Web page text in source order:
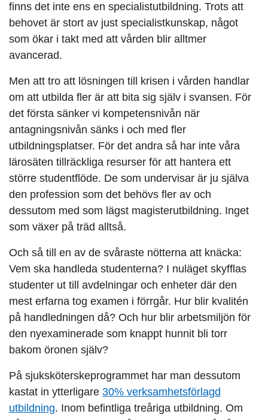
finns det inte ens en specialistutbildning. Trots att
behovet är stort av just specialistkunskap, något
som ökar i takt med att vården blir alltmer
avancerad.
Men att tro att lösningen till krisen i vården handlar
om att utbilda fler är att bita sig själv i svansen. För
det första sänker vi kompetensnivån när
antagningsnivån sänks i och med fler
utbildningsplatser. För det andra så har inte våra
lärosäten tillräckliga resurser för att hantera ett
större studentflöde. De som undervisar är ju själva
den profession som det behövs fler av och
dessutom med som lägst magisterutbildning. Inget
som växer på träd alltså.
Och så till en av de svåraste nötterna att knäcka:
Vem ska handleda studenterna? I nuläget skyfflas
studenter ut till avdelningar och enheter där den
mest erfarna tog examen i förrgår. Hur blir kvalitén
på handledningen då? Och hur blir arbetsmiljön för
den nyexaminerade som knappt hunnit bli torr
bakom öronen själv?
På sjuksköterskeprogrammet har man dessutom
kastat in ytterligare 30% verksamhetsförlagd
utbildning. Inom befintliga treåriga utbildning. Om